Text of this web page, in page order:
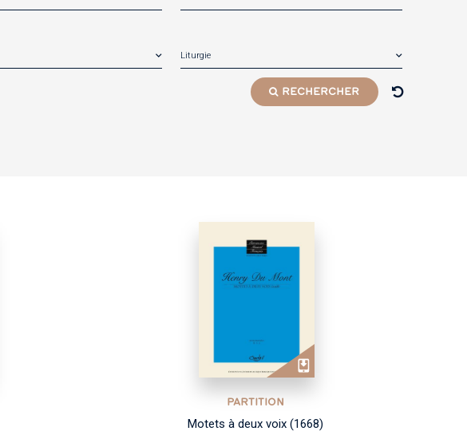
Liturgie
RECHERCHER
PARTITION
Motets à deux voix (1668)